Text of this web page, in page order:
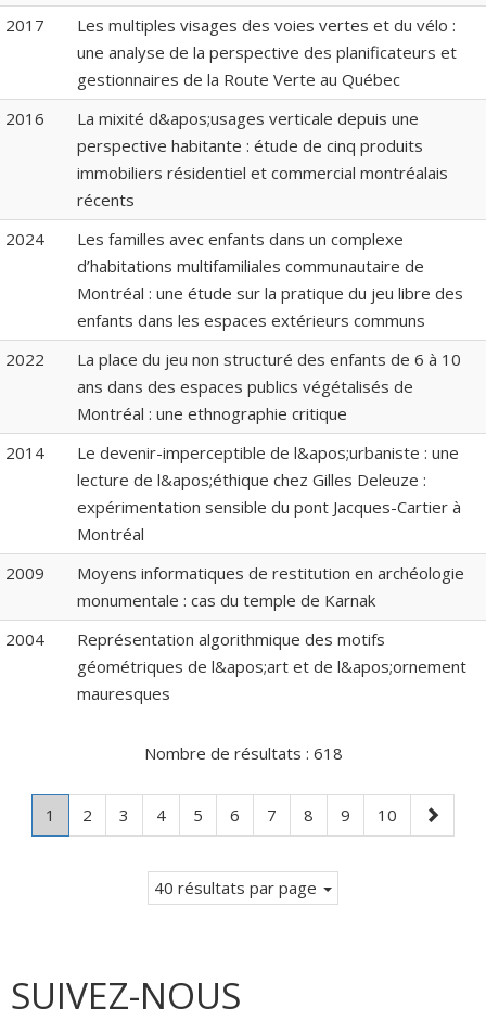
2017
Les multiples visages des voies vertes et du vélo :
une analyse de la perspective des planificateurs et
gestionnaires de la Route Verte au Québec
2016
La mixité d&apos;usages verticale depuis une
perspective habitante : étude de cinq produits
immobiliers résidentiel et commercial montréalais
récents
2024
Les familles avec enfants dans un complexe
d’habitations multifamiliales communautaire de
Montréal : une étude sur la pratique du jeu libre des
enfants dans les espaces extérieurs communs
2022
La place du jeu non structuré des enfants de 6 à 10
ans dans des espaces publics végétalisés de
Montréal : une ethnographie critique
2014
Le devenir-imperceptible de l&apos;urbaniste : une
lecture de l&apos;éthique chez Gilles Deleuze :
expérimentation sensible du pont Jacques-Cartier à
Montréal
2009
Moyens informatiques de restitution en archéologie
monumentale : cas du temple de Karnak
2004
Représentation algorithmique des motifs
géométriques de l&apos;art et de l&apos;ornement
mauresques
Nombre de résultats : 618
Page
1
Page
Page
2 Page
3 Page
4 Page
5 Page
6 Page
7 Page
8 Page
9 Page
10
Page
suivante
40 résultats par page
SUIVEZ-NOUS